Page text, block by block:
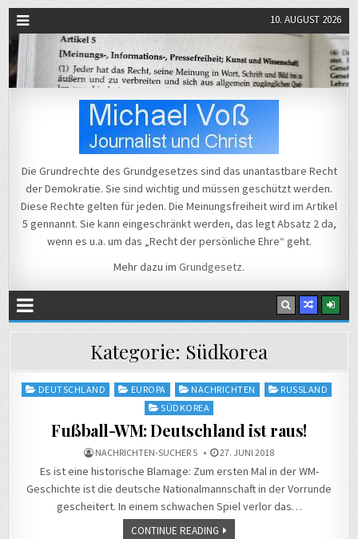
10. AUGUST 2026
Michael Voß
Die Grundrechte des Grundgesetzes sind das unantastbare Recht
der Demokratie. Sie sind wichtig und müssen geschützt werden.
Diese Rechte gelten für jeden. Die Meinungsfreiheit wird im Artikel
5 gennannt. Sie kann eingeschränkt werden, das legt Absatz 2 da,
wenn es u.a. um das „Recht der persönliche Ehre“ geht.
Mehr dazu im Grundgesetz.
Kategorie: Südkorea
PostedDEUTSCHLAND EUROPA NACHRICHTEN
RUSSLAND
SÜDKOREA
Fußball-WM: Deutschland ist raus!
NACHRICHTEN-SUCHER 5 27. JUNI 2018
Es ist eine historische Blamage: Zum ersten Mal in der WM-
Geschichte ist die deutsche Nationalmannschaft in der Vorrunde
gescheitert. In einem schwachen Spiel verlor das…
CONTINUE READING